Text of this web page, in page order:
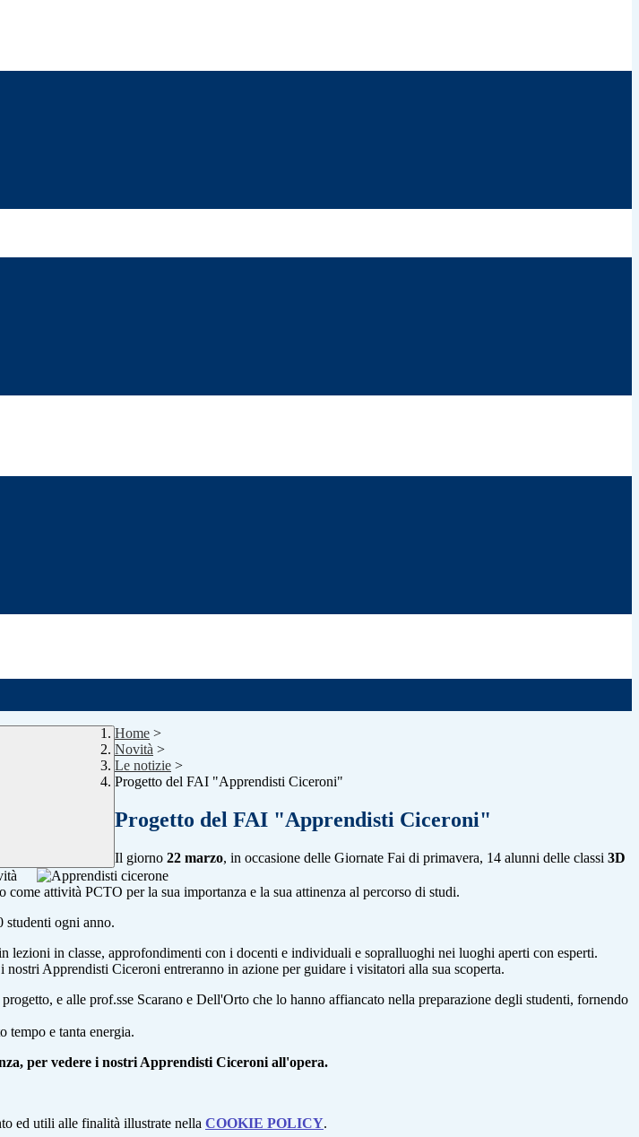
Home >
Novità >
Le notizie >
Progetto del FAI "Apprendisti Ciceroni"
Progetto del FAI "Apprendisti Ciceroni"
Il giorno 22 marzo, in occasione delle Giornate Fai di primavera, 14 alunni delle classi 3D
attività PCTO per la sua importanza e la sua attinenza al percorso di studi.
studenti ogni anno.
in classe, approfondimenti con i docenti e individuali e sopralluoghi nei luoghi aperti con esperti.
Apprendisti Ciceroni entreranno in azione per guidare i visitatori alla sua scoperta.
e alle prof.sse Scarano e Dell'Orto che lo hanno affiancato nella preparazione degli studenti, fornendo
tempo e tanta energia.
per vedere i nostri Apprendisti Ciceroni all'opera.
ed utili alle finalità illustrate nella COOKIE POLICY.